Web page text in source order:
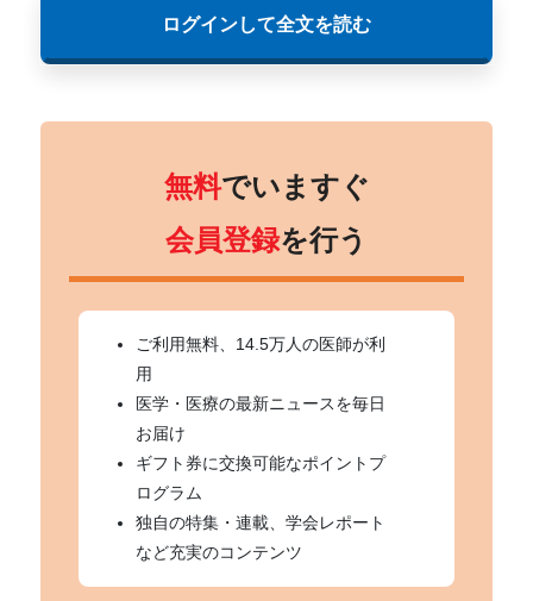
ログインして全文を読む
無料でいますぐ
会員登録を行う
ご利用無料、14.5万人の医師が利
用
医学・医療の最新ニュースを毎日
お届け
ギフト券に交換可能なポイントプ
ログラム
独自の特集・連載、学会レポート
など充実のコンテンツ